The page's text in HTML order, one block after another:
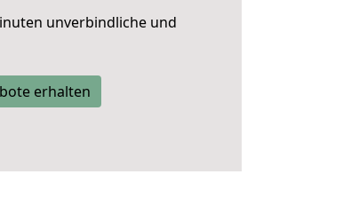
unverbindliche und
erhalten